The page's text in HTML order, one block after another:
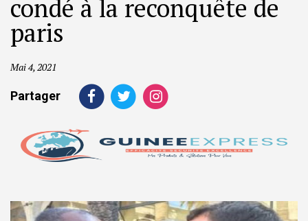
condé à la reconquête de
paris
Mai 4, 2021
Partager